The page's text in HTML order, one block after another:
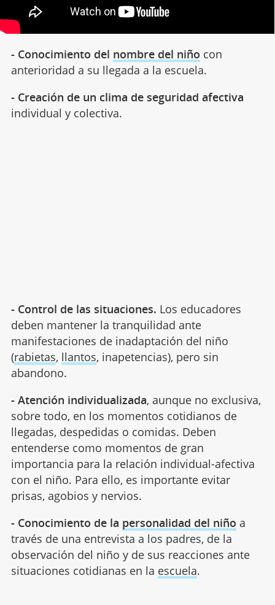
- Conocimiento del nombre del niño con
anterioridad a su llegada a la escuela.
- Creación de un clima de seguridad afectiva
individual y colectiva.
- Control de las situaciones. Los educadores
deben mantener la tranquilidad ante
manifestaciones de inadaptación del niño
(rabietas, llantos, inapetencias), pero sin
abandono.
- Atención individualizada, aunque no exclusiva,
sobre todo, en los momentos cotidianos de
llegadas, despedidas o comidas. Deben
entenderse como momentos de gran
importancia para la relación individual-afectiva
con el niño. Para ello, es importante evitar
prisas, agobios y nervios.
- Conocimiento de la personalidad del niño a
través de una entrevista a los padres, de la
observación del niño y de sus reacciones ante
situaciones cotidianas en la escuela.